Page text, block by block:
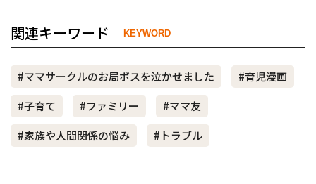
関連キーワード KEYWORD
#ママサークルのお局ボスを泣かせました
#育児漫画
#子育て
#ファミリー
#ママ友
#家族や人間関係の悩み
#トラブル